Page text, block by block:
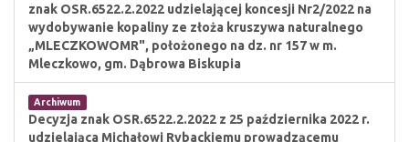
znak OSR.6522.2.2022 udzielającej koncesji Nr2/2022 na
wydobywanie kopaliny ze złoża kruszywa naturalnego
„MLECZKOWOMR", położonego na dz. nr 157 w m.
Mleczkowo, gm. Dąbrowa Biskupia
Archiwum
Decyzja znak OSR.6522.2.2022 z 25 października 2022 r.
udzielająca Michałowi Rybackiemu prowadzącemu